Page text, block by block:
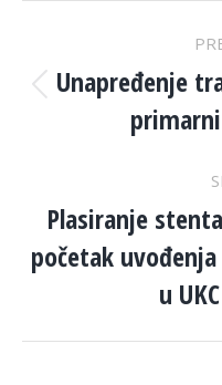
Unapređenje
Plasiranje
početak
u